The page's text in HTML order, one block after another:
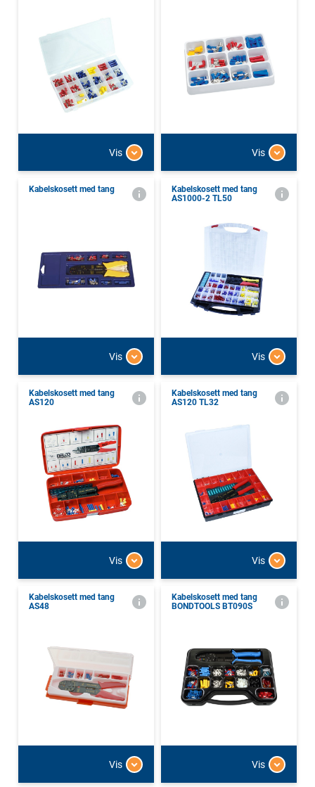
Vis Vis
Kabelskosett med tang
Vis
Kabelskosett med tang
AS1000-2 TL50
Vis
Kabelskosett med tang
AS120
Vis
Kabelskosett med tang
AS120 TL32
Vis
Kabelskosett med tang
AS48
Vis
Kabelskosett med tang
BONDTOOLS BT090S
Vis